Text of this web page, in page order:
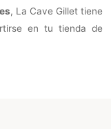
, La Cave Gillet tiene
en tu tienda de